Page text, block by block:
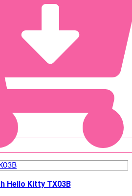
Hello Kitty TX03B